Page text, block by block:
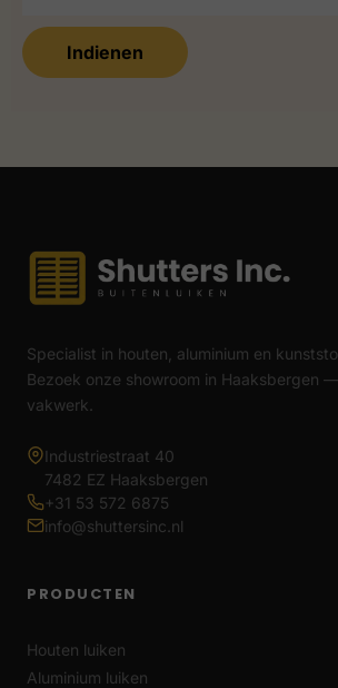
Indienen
Specialist in houten, aluminium en
Bezoek onze showroom in Haaksbergen
vakwerk.
Industriestraat 40
7482 EZ Haaksbergen
+31 53 572 6875
info@shuttersinc.nl
PRODUCTEN
Houten luiken
Aluminium luiken